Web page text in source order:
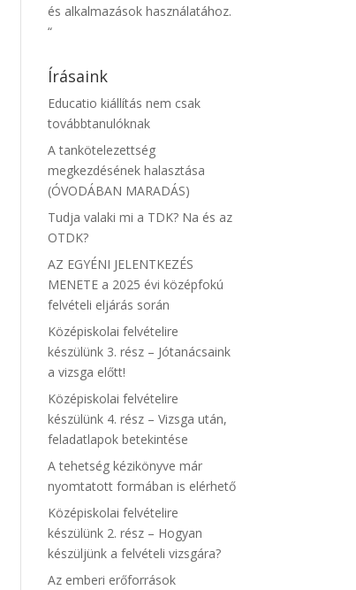
és alkalmazások használatához.
“
Írásaink
Educatio kiállítás nem csak
továbbtanulóknak
A tankötelezettség
megkezdésének halasztása
(ÓVODÁBAN MARADÁS)
Tudja valaki mi a TDK? Na és az
OTDK?
AZ EGYÉNI JELENTKEZÉS
MENETE a 2025 évi középfokú
felvételi eljárás során
Középiskolai felvételire
készülünk 3. rész – Jótanácsaink
a vizsga előtt!
Középiskolai felvételire
készülünk 4. rész – Vizsga után,
feladatlapok betekintése
A tehetség kézikönyve már
nyomtatott formában is elérhető
Középiskolai felvételire
készülünk 2. rész – Hogyan
készüljünk a felvételi vizsgára?
Az emberi erőforrások